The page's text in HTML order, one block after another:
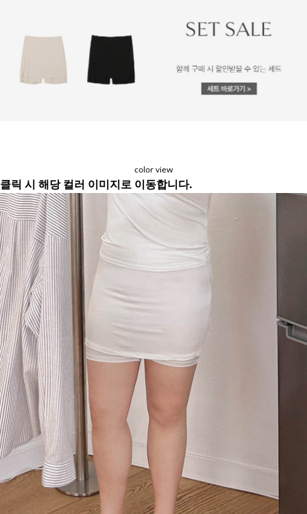
color view
클릭 시 해당 컬러 이미지로 이동합니다.